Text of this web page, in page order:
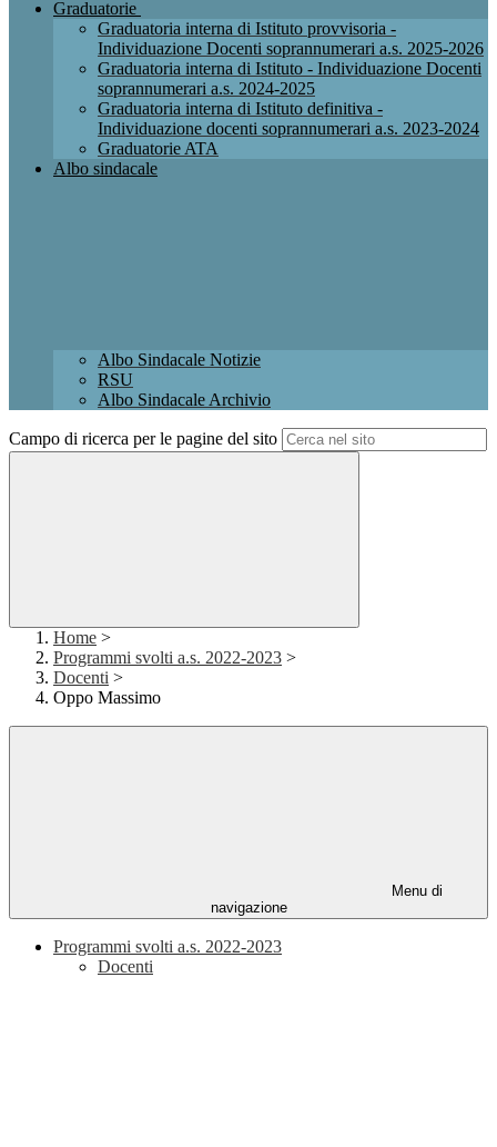
Graduatorie
Graduatoria interna di Istituto provvisoria -
Individuazione Docenti soprannumerari a.s. 2025-2026
Graduatoria interna di Istituto - Individuazione Docenti
soprannumerari a.s. 2024-2025
Graduatoria interna di Istituto definitiva -
Individuazione docenti soprannumerari a.s. 2023-2024
Graduatorie ATA
Albo sindacale
Albo Sindacale Notizie
RSU
Albo Sindacale Archivio
Campo di ricerca per le pagine del sito
Home >
Programmi svolti a.s. 2022-2023 >
Docenti >
Oppo Massimo
Menu di
navigazione
Programmi svolti a.s. 2022-2023
Docenti